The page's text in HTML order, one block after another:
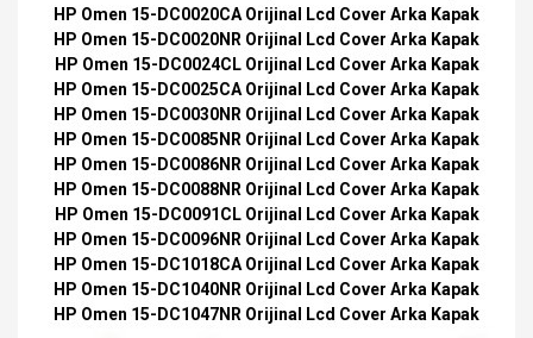
HP Omen 15-DC0020CA Orijinal Lcd Cover Arka Kapak
HP Omen 15-DC0020NR Orijinal Lcd Cover Arka Kapak
HP Omen 15-DC0024CL Orijinal Lcd Cover Arka Kapak
HP Omen 15-DC0025CA Orijinal Lcd Cover Arka Kapak
HP Omen 15-DC0030NR Orijinal Lcd Cover Arka Kapak
HP Omen 15-DC0085NR Orijinal Lcd Cover Arka Kapak
HP Omen 15-DC0086NR Orijinal Lcd Cover Arka Kapak
HP Omen 15-DC0088NR Orijinal Lcd Cover Arka Kapak
HP Omen 15-DC0091CL Orijinal Lcd Cover Arka Kapak
HP Omen 15-DC0096NR Orijinal Lcd Cover Arka Kapak
HP Omen 15-DC1018CA Orijinal Lcd Cover Arka Kapak
HP Omen 15-DC1040NR Orijinal Lcd Cover Arka Kapak
HP Omen 15-DC1047NR Orijinal Lcd Cover Arka Kapak